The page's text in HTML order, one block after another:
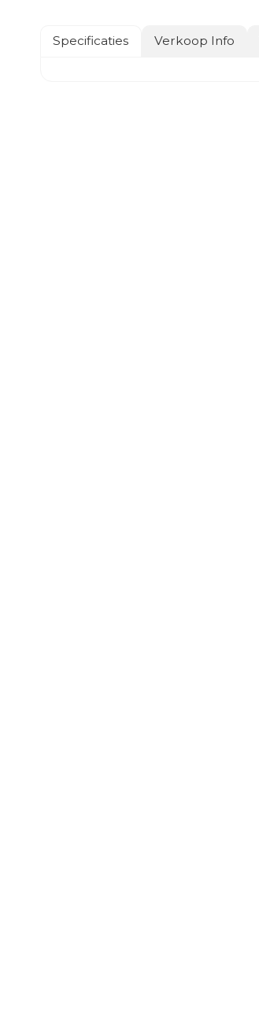
Specificaties Verkoop Info